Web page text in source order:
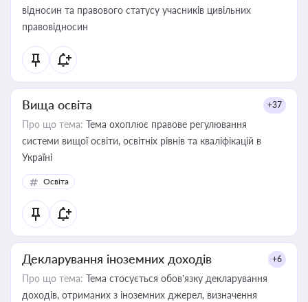
відносин та правового статусу учасників цивільних
правовідносин
Вища освіта +37
Про що тема: Тема охоплює правове регулювання
системи вищої освіти, освітніх рівнів та кваліфікацій в
Україні
Освіта
Декларування іноземних доходів +6
Про що тема: Тема стосується обов’язку декларування
доходів, отриманих з іноземних джерел, визначення